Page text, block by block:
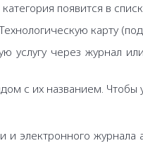
появится в
карту
услугу через журнал
с их названием.
и электронного